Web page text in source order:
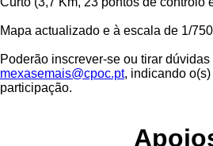
Mapa actualizado e à escala de 1/
Poderão inscrever-se ou tirar dúvidas
mexasemais@cpoc.pt, indicando
participação.